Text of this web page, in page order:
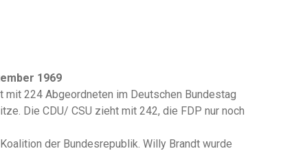
1969
224 Abgeordneten im Deutschen Bundestag
Die CDU/ CSU zieht mit 242, die FDP nur noch
der Bundesrepublik. Willy Brandt wurde